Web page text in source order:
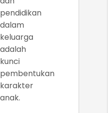
pendidikan
dalam
keluarga
adalah
kunci
pembentukan
karakter
anak.